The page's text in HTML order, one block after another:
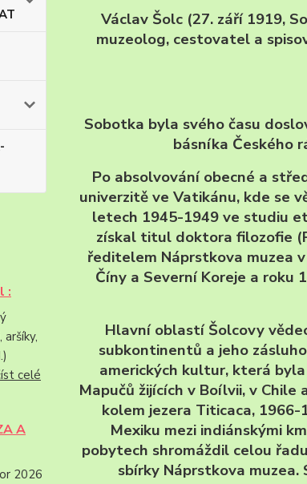
:
celé
A
2026
Václav Šolc (27. září 1919,
muzeolog, cestovatel a
Sobotka byla svého času
básníka Českého
Po absolvování obecné a
univerzitě ve Vatikánu, kde se
letech 1945-1949 ve studiu
získal titul doktora filozofie
ředitelem Náprstkova muzea
Číny a Severní Koreje a roku
Hlavní oblastí Šolcovy
subkontinentů a jeho
amerických kultur, která
Mapučů žijících v Boílvii, v
kolem jezera Titicaca, 1966-
Mexiku mezi indiánskými
pobytech shromáždil celou
sbírky Náprstkova